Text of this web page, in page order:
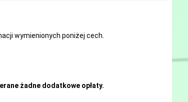
wymienionych poniżej cech.
żadne dodatkowe opłaty.